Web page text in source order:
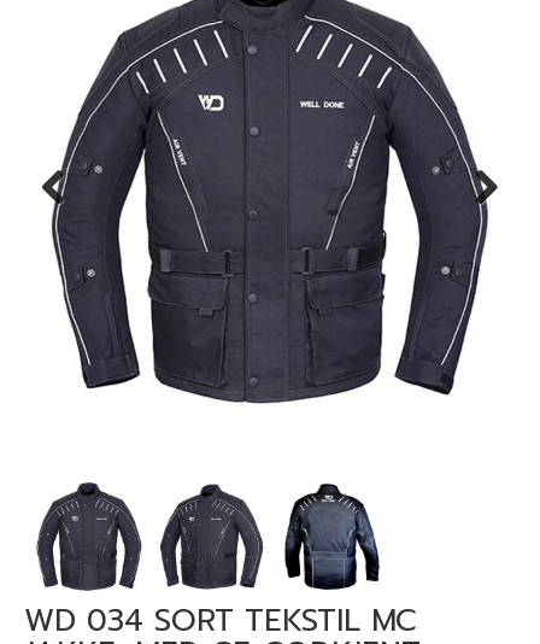
Previous Next
WD 034 SORT TEKSTIL MC